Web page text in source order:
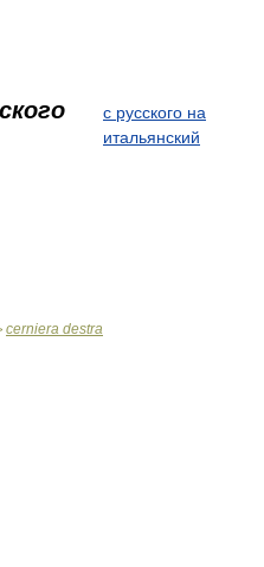
с русского на
итальянский
cerniera destra